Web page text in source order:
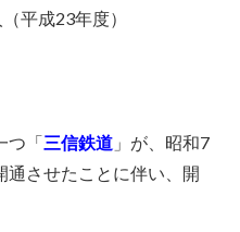
平成23年度）
つ「三信鉄道 」が、昭和7
通させたことに伴い、開